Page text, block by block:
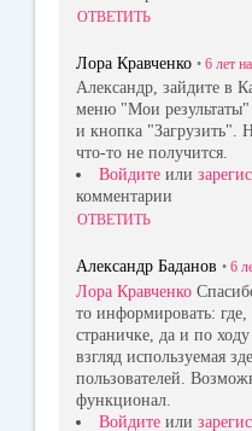
ОТВЕТИТЬ
Лора Кравченко • 6 лет
Александр, зайдите в
меню "Мои
и кнопка "Загрузить".
что-то не получится.
Войдите или
комментарии
ОТВЕТИТЬ
Александр Баданов • 6
Лора Кравченко
то информировать: где,
страничке, да и по
взгляд используемая
пользователей.
функционал.
Войдите или